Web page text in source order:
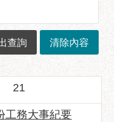
21
工務大事紀要